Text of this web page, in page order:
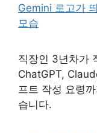
직장인 3년차가
ChatGPT,
프트 작성 요령
습니다.